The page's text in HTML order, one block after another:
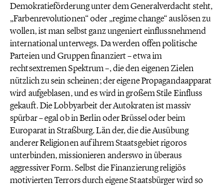
Demokratieförderung unter dem Generalverdacht steht,
„Farbenrevolutionen“ oder „regime change“ auslösen zu
wollen, ist man selbst ganz ungeniert einflussnehmend
international unterwegs. Da werden offen politische
Parteien und Gruppen finanziert – etwa im
rechtsextremen Spektrum –, die den eigenen Zielen
nützlich zu sein scheinen; der eigene Propagandaapparat
wird aufgeblasen, und es wird in großem Stile Einfluss
gekauft. Die Lobbyarbeit der Autokraten ist massiv
spürbar – egal ob in Berlin oder Brüssel oder beim
Europarat in Straßburg. Län der, die die Ausübung
anderer Religionen auf ihrem Staatsgebiet rigoros
unterbinden, missionieren anderswo in überaus
aggressiver Form. Selbst die Finanzierung religiös
motivierten Terrors durch eigene Staatsbürger wird so